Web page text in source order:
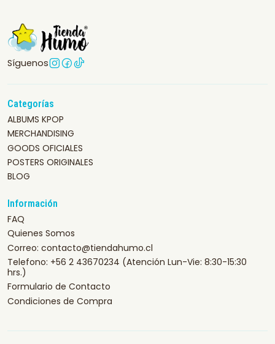
Síguenos
Categorías
ALBUMS KPOP
MERCHANDISING
GOODS OFICIALES
POSTERS ORIGINALES
BLOG
Información
FAQ
Quienes Somos
Correo: contacto@tiendahumo.cl
Telefono: +56 2 43670234 (Atención Lun-Vie: 8:30-15:30
hrs.)
Formulario de Contacto
Condiciones de Compra